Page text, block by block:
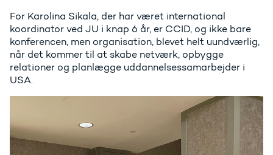
For Karolina Sikala, der har været international
koordinator ved JU i knap 6 år, er CCID, og ikke bare
konferencen, men organisation, blevet helt uundværlig,
når det kommer til at skabe netværk, opbygge
relationer og planlægge uddannelsessamarbejder i
USA.